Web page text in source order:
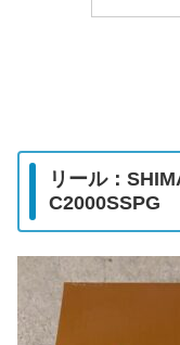
リール：
C2000SSPG